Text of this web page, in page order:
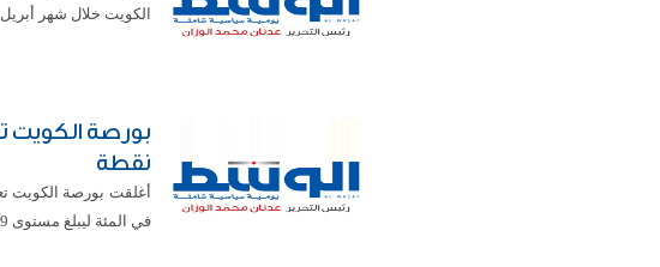
الكويت خلال شهر أبريل 2026 بنسبة 2.57 % مقارنة بالشهر ذاته من ...
نقطة
في المئة ليبلغ مستوى 8681.09 نقطة. ...